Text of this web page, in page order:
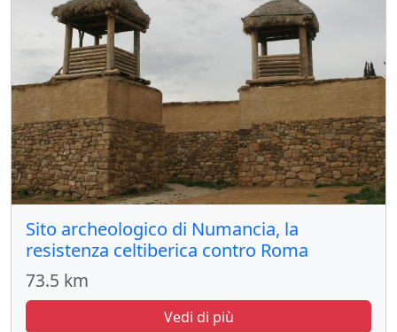
Sito archeologico di Numancia, la
resistenza celtiberica contro Roma
73.5 km
Vedi di più